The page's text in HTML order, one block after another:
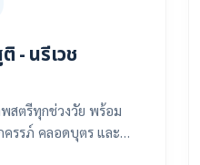
- นรีเวช
สตรีทุกช่วงวัย พร้อม
ครรภ์ คลอดบุตร และ